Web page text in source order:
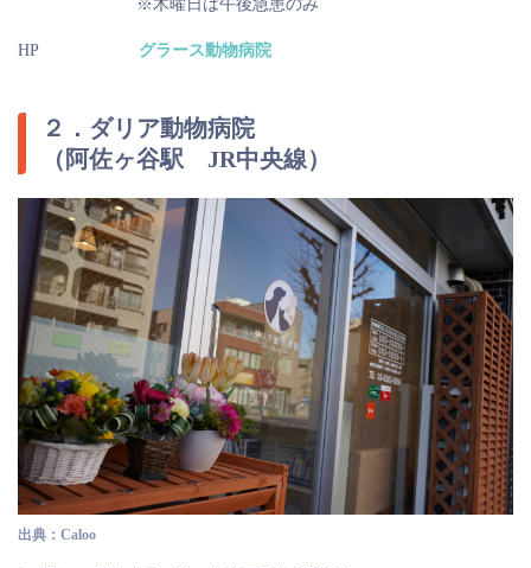
※木曜日は午後急患のみ
HP グラース動物病院
２．ダリア動物病院
（阿佐ヶ谷駅 JR中央線）
出典：Caloo